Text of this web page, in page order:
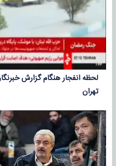
لحظه انفجار هنگام گزارش
تهران